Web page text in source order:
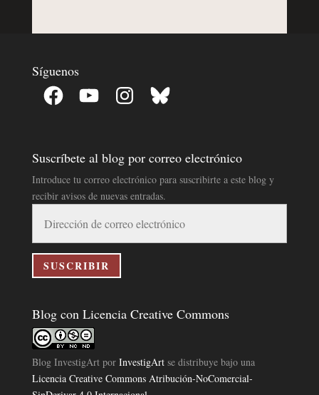
Síguenos
Facebook YouTube InstagramBluesky
Suscríbete al blog por correo electrónico
Introduce tu correo electrónico para suscribirte a este blog y
recibir avisos de nuevas entradas.
correo
electrónico
SUSCRIBIR
Blog con Licencia Creative Commons
Blog InvestigArtpor InvestigArtse distribuye bajo una
Licencia Creative Commons Atribución-NoComercial-